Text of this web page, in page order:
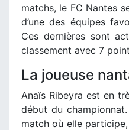
matchs, le FC Nantes
d’une des équipes
Ces dernières sont
classement avec 7
La joueuse
Anaïs Ribeyra est en
début du
match où elle